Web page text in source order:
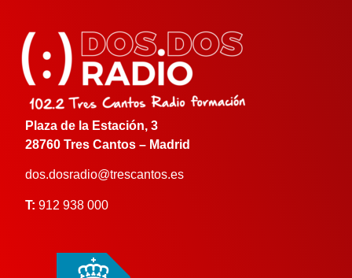
Plaza de la Estación, 3
28760 Tres Cantos – Madrid
dos.dosradio@trescantos.es
T: 912 938 000